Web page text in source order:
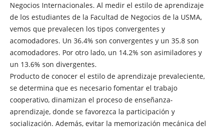
Negocios Internacionales. Al medir el estilo de aprendizaje
de los estudiantes de la Facultad de Negocios de la USMA,
vemos que prevalecen los tipos convergentes y
acomodadores. Un 36.4% son convergentes y un 35.8 son
acomodadores. Por otro lado, un 14.2% son asimiladores y
un 13.6% son divergentes.
Producto de conocer el estilo de aprendizaje prevaleciente,
se determina que es necesario fomentar el trabajo
cooperativo, dinamizan el proceso de enseñanza-
aprendizaje, donde se favorezca la participación y
socialización. Además, evitar la memorización mecánica del